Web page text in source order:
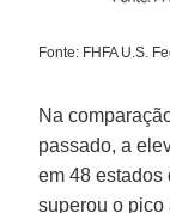
Fonte: FHFA U.S.
Na
passado, a
em 48 estados
superou o pico